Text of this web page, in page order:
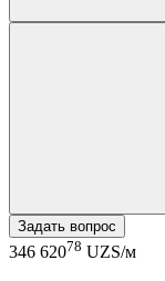
Задать вопрос
346 62078 UZS/м